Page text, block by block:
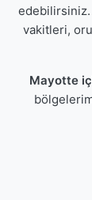
edebilirsiniz.
vakitleri,
Mayotte